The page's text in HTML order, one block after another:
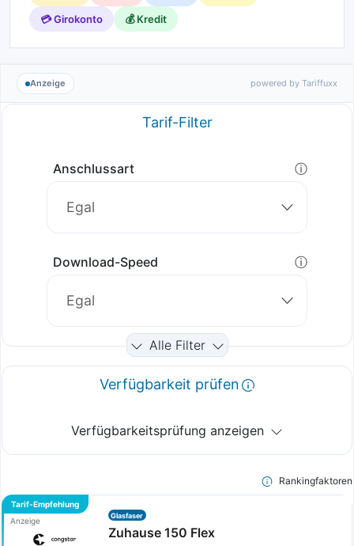
💳 Girokonto
💰 Kredit
Anzeige powered by Tariffuxx